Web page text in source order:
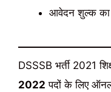
आवेदन शुल्क का
DSSSB भर्ती 2021
2022 पदों के लिए